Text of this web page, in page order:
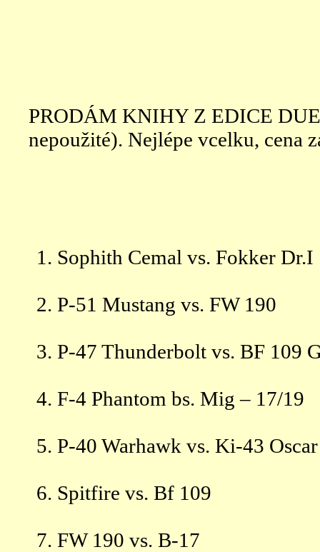
PRODÁM KNIHY Z EDICE
nepoužité). Nejlépe vcelku, cena
Sophith Cemal vs. Fokker Dr.I
P-51 Mustang vs. FW 190
P-47 Thunderbolt vs. BF 109
F-4 Phantom bs. Mig – 17/19
P-40 Warhawk vs. Ki-43 Oscar
Spitfire vs. Bf 109
FW 190 vs. B-17